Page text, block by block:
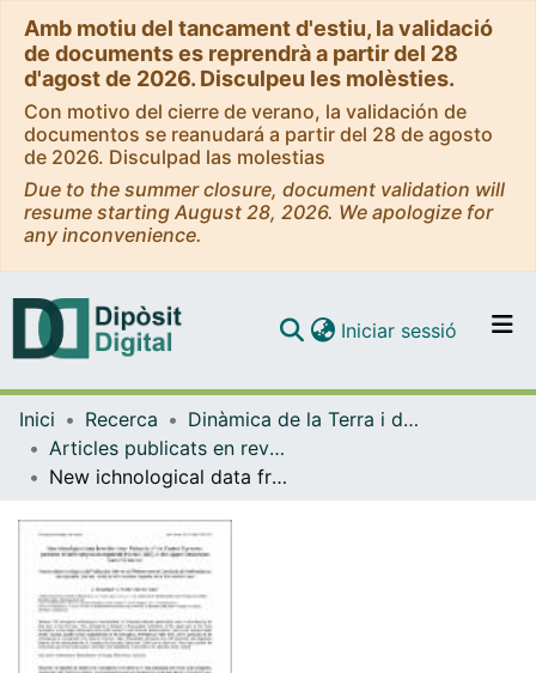
Amb motiu del tancament d'estiu, la validació
de documents es reprendrà a partir del 28
d'agost de 2026. Disculpeu les molèsties.
Con motivo del cierre de verano, la validación de
documentos se reanudará a partir del 28 de agosto
de 2026. Disculpad las molestias
Due to the summer closure, document validation will
resume starting August 28, 2026. We apologize for
any inconvenience.
Navega per tot el DD
Com publicar
Iniciar sessió (current)
Inici Recerca
Dinàmica de la Terra i de l'Oceà
Articles publicats en revistes (Dinàmica de la Terra i l'Oceà)
New ichnological data from the lower Paleozoic of the Central Pyrenees: presence of <em>Arthrophycus brongniartii</em> (Harlan, 1832) in the Upper Ordovician Cava Formation